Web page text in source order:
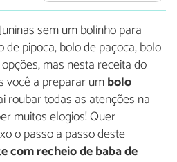
sem um bolinho para
de pipoca, bolo de paçoca, bolo
mas nesta receita do
você a preparar umbolo
roubar todas as atenções na
muitos elogios! Quer
o passo a passo deste
com recheio de baba de